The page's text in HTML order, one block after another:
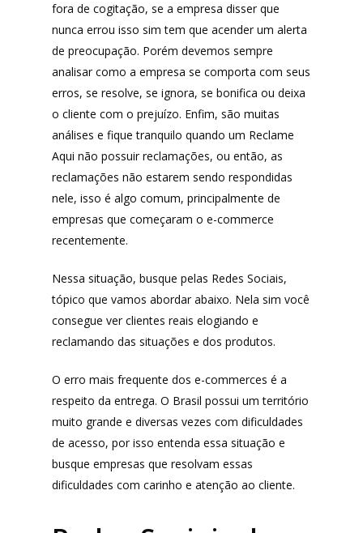
fora de cogitação, se a empresa disser que
nunca errou isso sim tem que acender um alerta
de preocupação. Porém devemos sempre
analisar como a empresa se comporta com seus
erros, se resolve, se ignora, se bonifica ou deixa
o cliente com o prejuízo. Enfim, são muitas
análises e fique tranquilo quando um Reclame
Aqui não possuir reclamações, ou então, as
reclamações não estarem sendo respondidas
nele, isso é algo comum, principalmente de
empresas que começaram o e-commerce
recentemente.
Nessa situação, busque pelas Redes Sociais,
tópico que vamos abordar abaixo. Nela sim você
consegue ver clientes reais elogiando e
reclamando das situações e dos produtos.
O erro mais frequente dos e-commerces é a
respeito da entrega. O Brasil possui um território
muito grande e diversas vezes com dificuldades
de acesso, por isso entenda essa situação e
busque empresas que resolvam essas
dificuldades com carinho e atenção ao cliente.